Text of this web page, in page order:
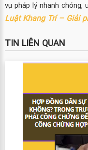
vụ pháp lý nhanh chóng,
Luật Khang Trí – Giải
TIN LIÊN QUAN